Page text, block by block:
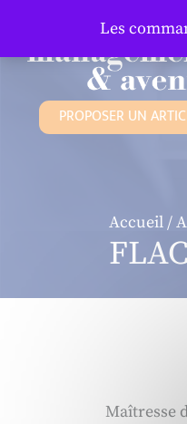
PROPOSER UN
Accueil/
Maîtresse
Les